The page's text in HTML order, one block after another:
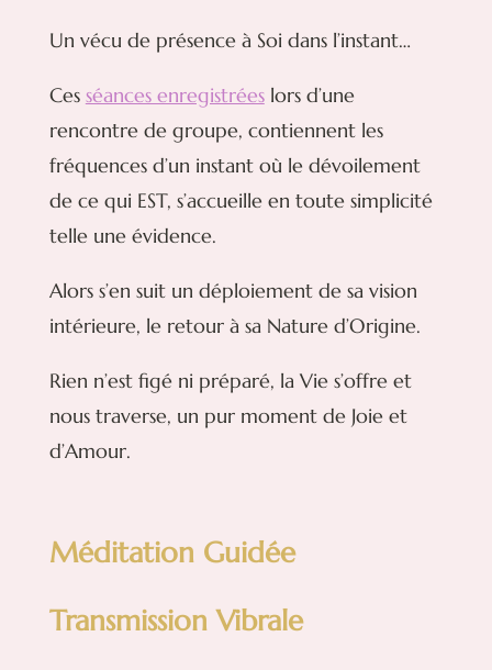
Un vécu de présence à Soi dans l’instant…
Ces séances enregistréeslors d’une
rencontre de groupe, contiennent les
fréquences d’un instant où le dévoilement
de ce qui EST, s’accueille en toute simplicité
telle une évidence.
Alors s’en suit un déploiement de sa vision
intérieure, le retour à sa Nature d’Origine.
Rien n’est figé ni préparé, la Vie s’offre et
nous traverse, un pur moment de Joie et
d’Amour.
Méditation Guidée
Transmission Vibrale